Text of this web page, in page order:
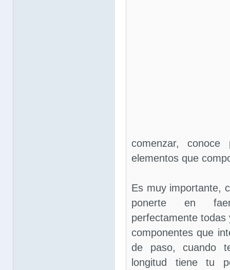
comenzar, conoce
elementos que
Es muy importante,
ponerte en
perfectamente
componentes que
de paso, cuando
longitud tiene tu